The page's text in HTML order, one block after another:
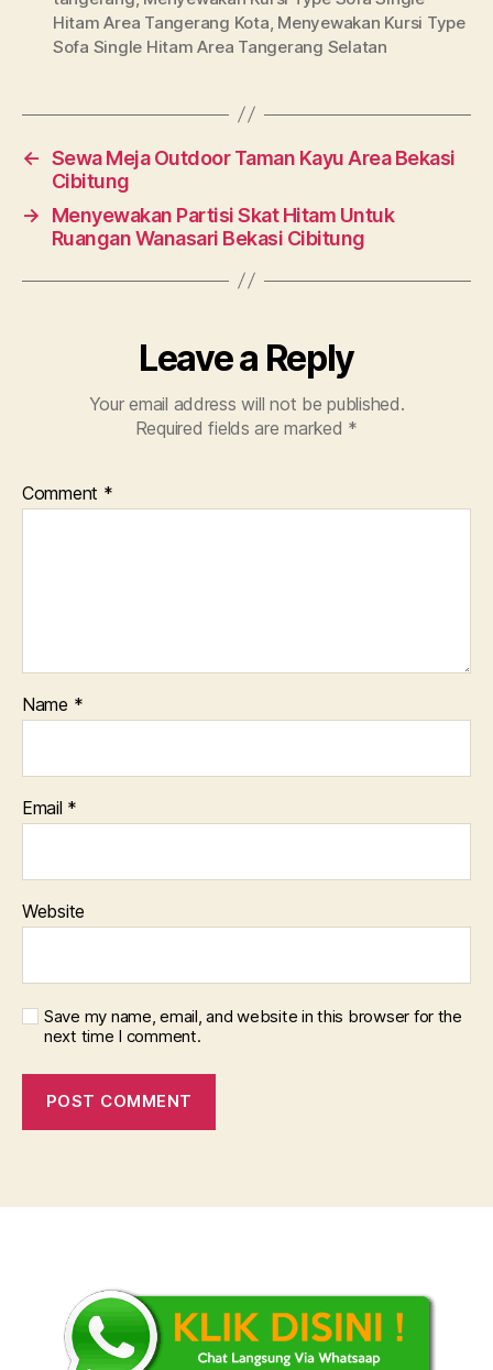
Hitam Area Tangerang Kota Menyewakan Kursi Type
Sofa Single Hitam Area Tangerang Selatan
← Sewa Meja Outdoor Taman Kayu Area Bekasi
Cibitung
→
Menyewakan Partisi Skat Hitam Untuk
Ruangan Wanasari Bekasi Cibitung
Leave a Reply
Your email address will not be published.
Required fields are marked *
Comment *
Name *
Email *
Website
Save my name, email, and website in this browser for the
next time I comment.